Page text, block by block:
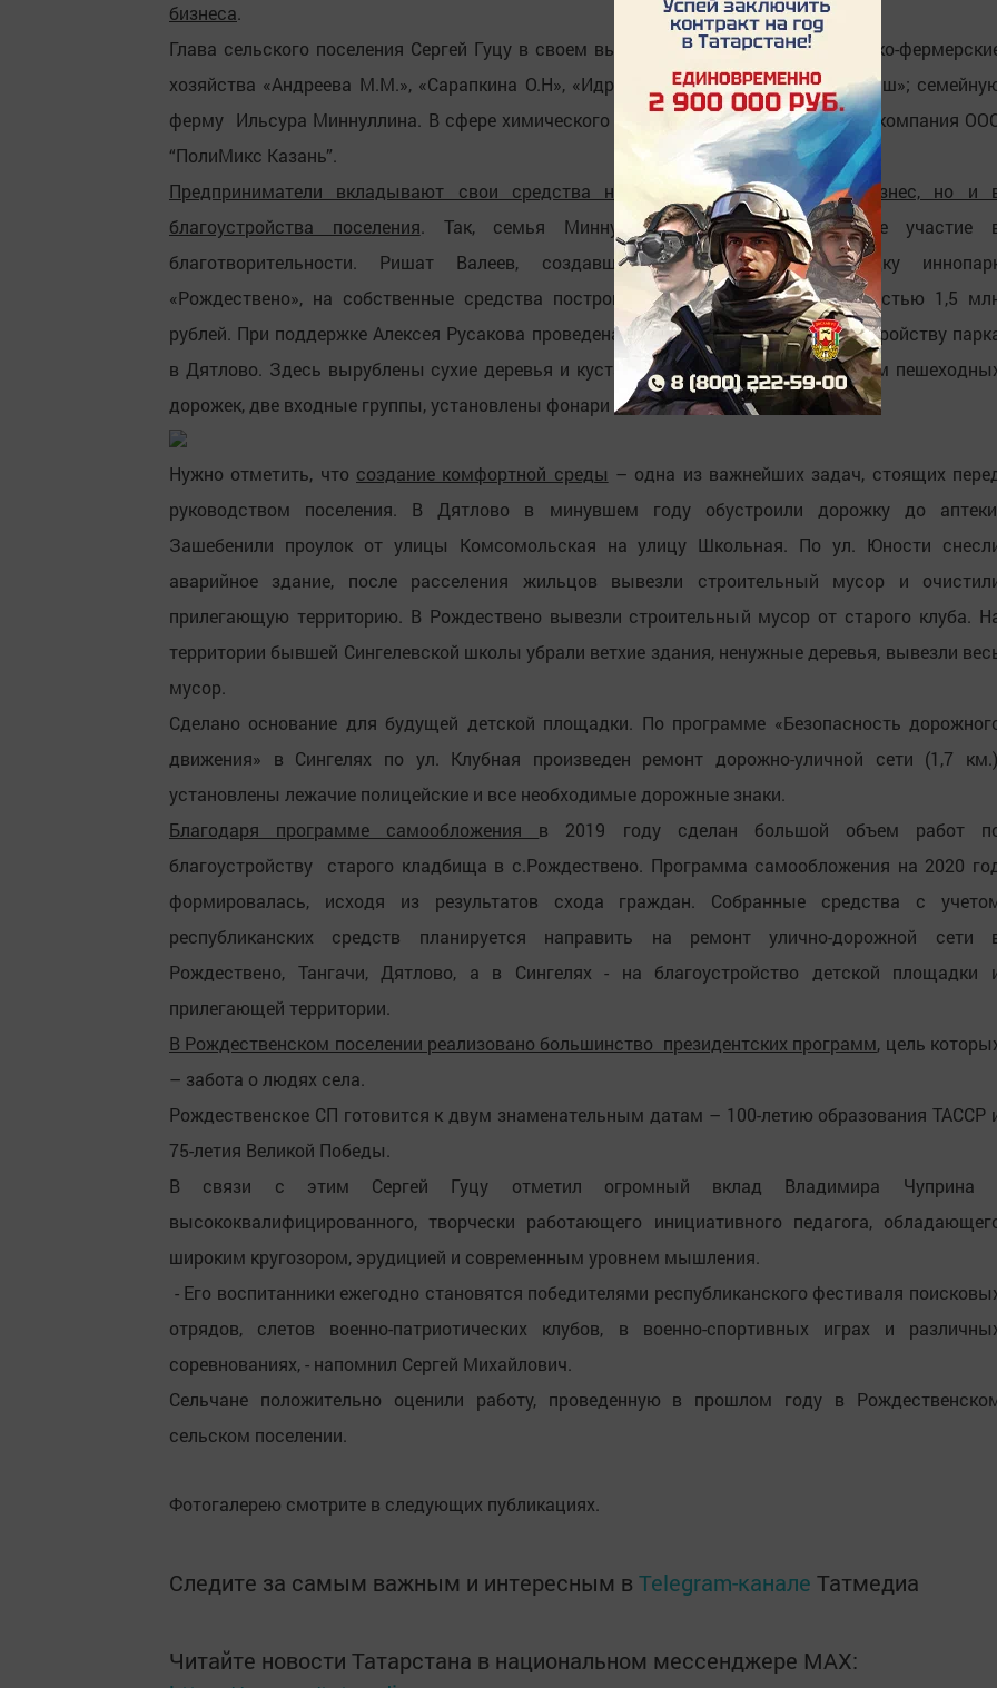
бизнеса.
Глава сельского поселения Сергей Гуцу в своем выступлении отметил крестьянско-
хозяйства «Андреева М.М.», «Сарапкина О.Н», «Идрисов» и «Казаров»; ООО «Уныш»;
ферму Ильсура Миннуллина. В сфере химического производства функционирует компания
“ПолиМикс Казань”.
Предприниматели вкладывают свои средства не только в собственный бизнес, но и
благоустройства поселения. Так, семья Миннуллиных принимает активное участие
благотворительности. Ришат Валеев, создавший промышленную площадку
«Рождествено», на собственные средства построил детскую площадку стоимостью 1,5
рублей. При поддержке Алексея Русакова проведена огромная работа по благоустройству
в Дятлово. Здесь вырублены сухие деревья и кустарники, обустроено более 700 м
дорожек, две входные группы, установлены фонари освещения.
Нужно отметить, что создание комфортной среды – одна из важнейших задач, стоящих
руководством поселения. В Дятлово в минувшем году обустроили дорожку до
Зашебенили проулок от улицы Комсомольская на улицу Школьная. По ул. Юности
аварийное здание, после расселения жильцов вывезли строительный мусор и
прилегающую территорию. В Рождествено вывезли строительный мусор от старого клуба.
территории бывшей Сингелевской школы убрали ветхие здания, ненужные деревья, вывезли
мусор.
Сделано основание для будущей детской площадки. По программе «Безопасность
движения» в Сингелях по ул. Клубная произведен ремонт дорожно-уличной сети (1,7
установлены лежачие полицейские и все необходимые дорожные знаки.
Благодаря программе самообложения в 2019 году сделан большой объем работ
благоустройству старого кладбища в с.Рождествено. Программа самообложения на 2020
формировалась, исходя из результатов схода граждан. Собранные средства с
республиканских средств планируется направить на ремонт улично-дорожной сети
Рождествено, Тангачи, Дятлово, а в Сингелях - на благоустройство детской площадки
прилегающей территории.
В Рождественском поселении реализовано большинство президентских программ, цель
– забота о людях села.
Рождественское СП готовится к двум знаменательным датам – 100-летию образования ТАССР
75-летия Великой Победы.
В связи с этим Сергей Гуцу отметил огромный вклад
Владимира Чуприна
высококвалифицированного, творчески работающего инициативного педагога,
широким кругозором, эрудицией и современным уровнем мышления.
- Его воспитанники ежегодно становятся победителями республиканского фестиваля
отрядов, слетов военно-патриотических клубов, в военно-спортивных играх и
соревнованиях, - напомнил Сергей Михайлович.
Сельчане положительно оценили работу, проведенную в прошлом году в
сельском поселении.
Фотогалерею смотрите в следующих публикациях.
Следите за самым важным и интересным в Telegram-канале Татмедиа
Читайте новости Татарстана в национальном мессенджере MАХ: